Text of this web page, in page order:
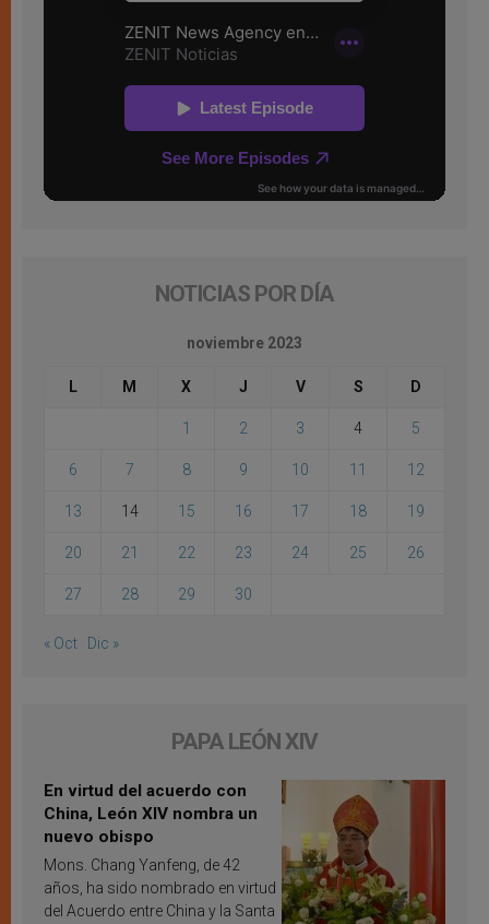
NOTICIAS POR DÍA
noviembre 2023
L M X J V S D
1 2 3 4 5
6 7 8 9 10 11 12
13 14 15 16 17 18 19
20 21 22 23 24 25 26
27 28 29 30
« Oct Dic »
PAPA LEÓN XIV
En virtud del acuerdo con
China, León XIV nombra un
nuevo obispo
Mons. Chang Yanfeng, de 42
años, ha sido nombrado en virtud
del Acuerdo entre China y la Santa